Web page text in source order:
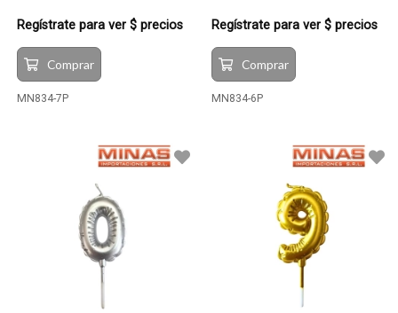
Regístrate para ver $ precios
Comprar
MN834-7P
Regístrate para ver $ precios
Comprar
MN834-6P